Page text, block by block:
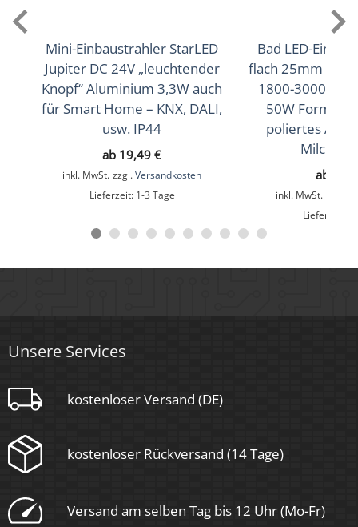
2700K (Warmweiß), 3000K (Warmweiß), 4000K
(Neutralweiß)
Farbwiedergabe (CRI / Ra)
Schutzklasse (IP)
Mittlere Lebensdauer
Schaltzyklen
> 15.000
Anlaufzeit
< 1,00 Sek.
Mini-Einbaustrahler StarLED
Jupiter DC 24V „leuchtender
Knopf“ Aluminium 3,3W auch
für Smart Home – KNX, DALI,
usw. IP44
ab 19,49 €
inkl. MwSt. zzgl. Versandkosten
Lieferzeit: 1-3 Tage
Bad LED-
flach 25mm
1800-3000K 95
50W Forma
poliertes
ab
inkl. MwSt.
Lieferzeit:
Unsere Services
kostenloser Versand (DE)
kostenloser Rückversand (14 Tage)
Versand am selben Tag bis 12 Uhr (Mo-Fr)